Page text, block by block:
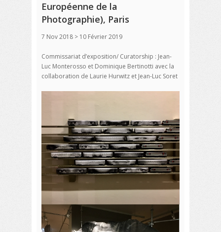
Européenne de la
Photographie), Paris
7 Nov 2018 > 10 Février 2019
Commissariat d’exposition/ Curatorship : Jean-
Luc Monterosso et Dominique Bertinotti avec la
collaboration de Laurie Hurwitz et Jean-Luc Soret